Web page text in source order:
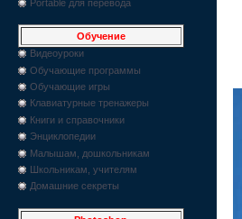
Portable для перевода
Обучение
Видеоуроки
Обучающие программы
Обучающие игры
Клавиатурные тренажеры
Книги и справочники
Энциклопедии
Малышам, дошкольникам
Школьникам, учителям
Домашние секреты